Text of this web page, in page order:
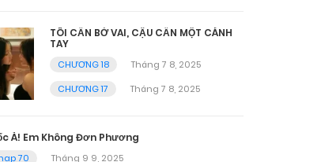
TÔI CẦN BỜ VAI, CẬU CẦN MỘT CÁNH
TAY
CHƯƠNG 18
Tháng 7 8, 2025
CHƯƠNG 17
Tháng 7 8, 2025
À! Em Không Đơn Phương
70
Tháng 9 9, 2025